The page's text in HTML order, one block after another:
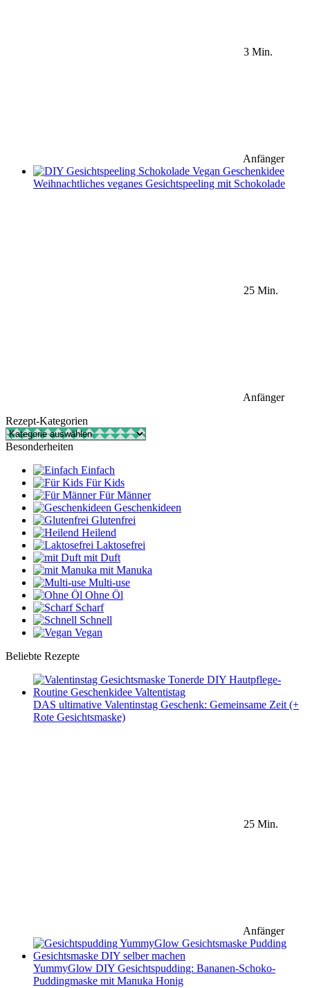
3 Min.
Anfänger
Weihnachtliches veganes Gesichtspeeling mit Schokolade
25 Min.
Anfänger
Rezept-Kategorien
Rezept-
Kategorien
Besonderheiten
Einfach
Für Kids
Für Männer
Geschenkideen
Glutenfrei
Heilend
Laktosefrei
mit Duft
mit Manuka
Multi-use
Ohne Öl
Scharf
Schnell
Vegan
Beliebte Rezepte
DAS ultimative Valentinstag Geschenk: Gemeinsame Zeit (+
Rote Gesichtsmaske)
25 Min.
Anfänger
YummyGlow DIY Gesichtspudding: Bananen-Schoko-
Puddingmaske mit Manuka Honig